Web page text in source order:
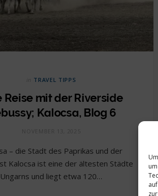
TRAVEL TIPPS
Reise mit der Riverside
Kalocsa, Blog 6
– die Stadt des Paprikas und der
Kalocsa ist eine der ältesten Städte
Ungarns und liegt etwa 120…